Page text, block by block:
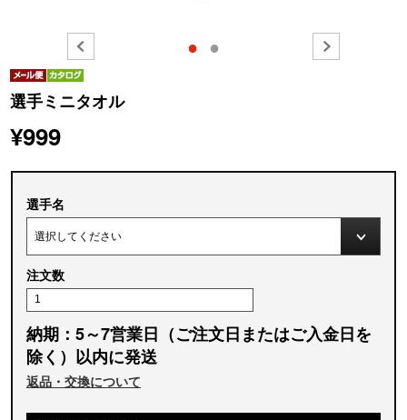
● ●
選手ミニタオル
¥999
選手名
注文数
納期：5～7営業日（ご注文日またはご入金日を
除く）以内に発送
返品・交換について